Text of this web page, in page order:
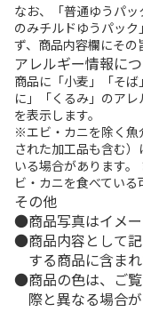
なお、「普通ゆうパ
のみチルドゆうパッ
ず、商品内容欄にその
アレルギー情報に
商品に「小麦」「そ
に」「くるみ」のア
を表示します。
※エビ・カニを除く魚
された加工品も含む
いる場合があります
ビ・カニを食べている
その他
商品写真はイメー
商品内容として
する商品に含ま
商品の色は、ご
際と異なる場合が